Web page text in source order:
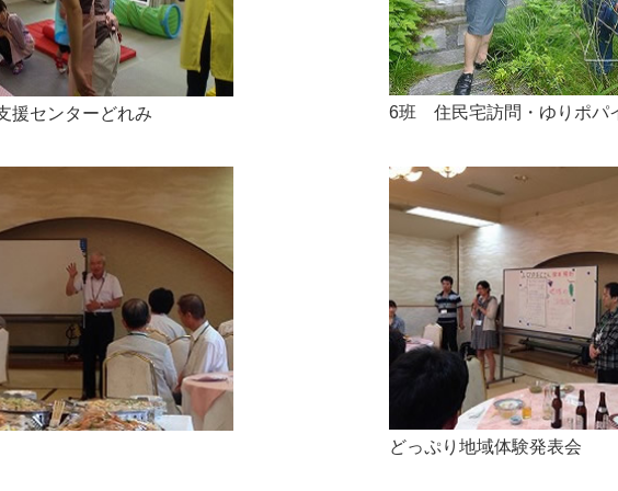
センターどれみ 6班 住民宅訪問・ゆりポパ
どっぷり地域体験発表会